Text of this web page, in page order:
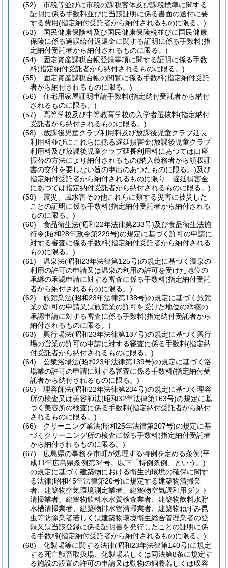
(52)
市税等並びに市税の課税客体及び課税標準に関する
証明に係る手数料並びに当該証明に係る書面の送付に要
する費用(指定納付受託者から納付されるものに限る。)
(53)
国民健康保険料及び国民健康保険税並びに国民健康
保険に係る過誤給付返還金に関する証明に係る手数料(指
定納付受託者から納付されるものに限る。)
(54)
固定資産課税台帳登録事項に関する証明に係る手数
料(指定納付受託者から納付されるものに限る。)
(55)
固定資産課税台帳の閲覧に係る手数料(指定納付受託
者から納付されるものに限る。)
(56)
住宅用家屋証明申請手数料(指定納付受託者から納付
されるものに限る。)
(57)
高等学校及び中等教育学校の入学者選抜料(指定納付
受託者から納付されるものに限る。)
(58)
放課後児童クラブ利用料及び放課後児童クラブ延長
利用料並びにこれらに係る遅延損害金(放課後児童クラブ
利用料及び放課後児童クラブ延長利用料にあつては口座
振替の方法により納付されるもの(納入義務者から領収証
書の交付を要しない旨の申出のあつたものに限る。)及び
指定納付受託者から納付されるものに限り、遅延損害金
にあつては指定納付受託者から納付されるものに限る。)
(59)
震災、風水害その他これらに類する災害に被災した
ことの証明に係る手数料(指定納付受託者から納付される
ものに限る。)
(60)
食品衛生法(昭和22年法律第233号)及び食品衛生法施
行令(昭和28年政令第229号)の規定に基づく許可の申請に
対する審査に係る手数料(指定納付受託者から納付される
ものに限る。)
(61)
温泉法(昭和23年法律第125号)の規定に基づく温泉の
利用の許可の申請又は温泉の利用の許可を受けた地位の
承継の承認申請に対する審査に係る手数料(指定納付受託
者から納付されるものに限る。)
(62)
旅館業法(昭和23年法律第138号)の規定に基づく旅館
業の許可の申請又は旅館業の許可を受けた地位の承継の
承認申請に対する審査に係る手数料(指定納付受託者から
納付されるものに限る。)
(63)
興行場法(昭和23年法律第137号)の規定に基づく興行
場の営業の許可の申請に対する審査に係る手数料(指定納
付受託者から納付されるものに限る。)
(64)
公衆浴場法(昭和23年法律第139号)の規定に基づく浴
場業の許可の申請に対する審査に係る手数料(指定納付受
託者から納付されるものに限る。)
(65)
理容師法(昭和22年法律第234号)の規定に基づく理容
所の検査又は美容師法(昭和32年法律第163号)の規定に基
づく美容所の検査に係る手数料(指定納付受託者から納付
されるものに限る。)
(66)
クリーニング業法(昭和25年法律第207号)の規定に基
づくクリーニング所の検査に係る手数料(指定納付受託者
から納付されるものに限る。)
(67)
広島県の事務を市町が処理する特例を定める条例(平
成11年広島県条例第34号。以下「特例条例」という。)
の規定に基づく建築物における衛生的環境の確保に関す
る法律(昭和45年法律第20号)に規定する建築物清掃業
者、建築物空気環境測定業者、建築物空気調和用ダクト
清掃業者、建築物飲料水水質検査業者、建築物飲料水貯
水槽清掃業者、建築物排水管清掃業者、建築物ねずみ昆
虫等防除業者若しくは建築物環境衛生総合管理業者の登
録又は当該登録に係る証明書を発行したことの証明に係
る手数料(指定納付受託者から納付されるものに限る。)
(68)
化製場等に関する法律(昭和23年法律第140号)に規定
する死亡獣畜取扱場、化製場若しくは同法第8条に規定す
る施設の設置の許可の申請又は動物の飼養若しくは収容